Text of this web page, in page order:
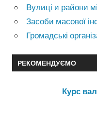
Вулиці и райони
Засоби масової
Громадські
РЕКОМЕНДУЄМО
Курс